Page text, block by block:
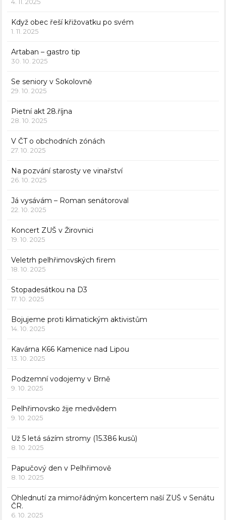
4. 11. 2025
Když obec řeší křižovatku po svém
1. 11. 2025
Artaban – gastro tip
30. 10. 2025
Se seniory v Sokolovně
29. 10. 2025
Pietní akt 28.října
28. 10. 2025
V ČT o obchodních zónách
27. 10. 2025
Na pozvání starosty ve vinařství
26. 10. 2025
Já vysávám – Roman senátoroval
22. 10. 2025
Koncert ZUŠ v Žirovnici
19. 10. 2025
Veletrh pelhřimovských firem
18. 10. 2025
Stopadesátkou na D3
17. 10. 2025
Bojujeme proti klimatickým aktivistům
14. 10. 2025
Kavárna K66 Kamenice nad Lipou
13. 10. 2025
Podzemní vodojemy v Brně
9. 10. 2025
Pelhřimovsko žije medvědem
9. 10. 2025
Už 5 letá sázím stromy (15.386 kusů)
8. 10. 2025
Papučový den v Pelhřimově
8. 10. 2025
Ohlednutí za mimořádným koncertem naší ZUŠ v Senátu
ČR.
6. 10. 2025